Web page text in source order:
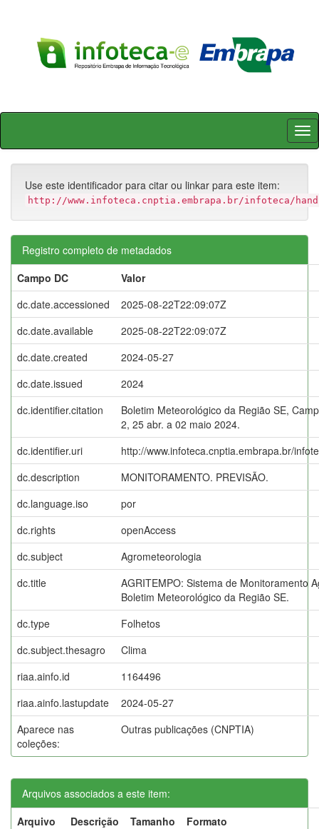
Skip
Use este identificador para citar ou linkar para este item:
http://www.infoteca.cnptia.embrapa.br/infoteca/
Registro completo de metadados
Campo DC
Valor
dc.date.accessioned
2025-08-22T22:09:07Z
dc.date.available
2025-08-22T22:09:07Z
dc.date.created
2024-05-27
dc.date.issued
2024
dc.identifier.citation
Boletim Meteorológico da Região SE,
2, 25 abr. a 02 maio 2024.
dc.identifier.uri
http://www.infoteca.cnptia.embrapa.br/
dc.description
MONITORAMENTO. PREVISÃO.
dc.language.iso
por
dc.rights
openAccess
dc.subject
Agrometeorologia
dc.title
AGRITEMPO: Sistema de Monitoramento
Boletim Meteorológico da Região SE.
dc.type
Folhetos
dc.subject.thesagro
Clima
riaa.ainfo.id
1164496
riaa.ainfo.lastupdate
2024-05-27
Aparece nas
coleções:
Outras publicações (CNPTIA)
Arquivos associados a este item:
Arquivo
Descrição Tamanho
Formato